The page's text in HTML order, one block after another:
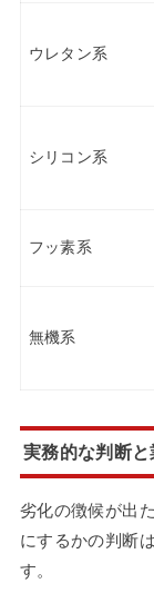
ウレタン系
シリコン系
フッ素系
無機系
実務的な判断
劣化の徴候が出
にするかの判断
す。